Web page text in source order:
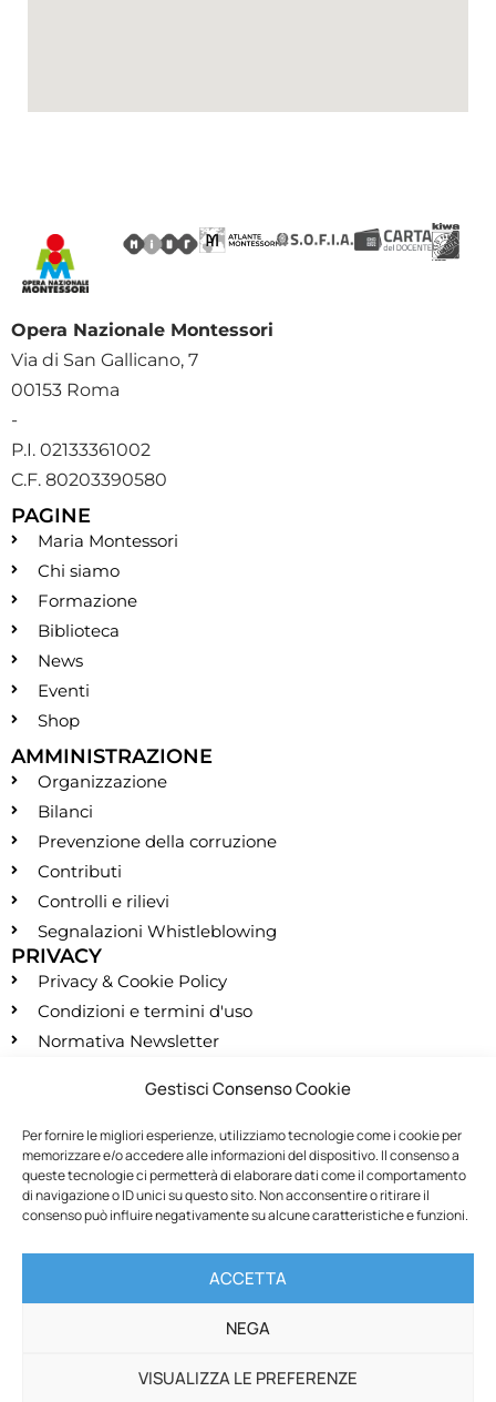
Gestisci Consenso Cookie
Per fornire le migliori esperienze, utilizziamo tecnologie come i cookie per
memorizzare e/o accedere alle informazioni del dispositivo. Il consenso a
queste tecnologie ci permetterà di elaborare dati come il comportamento
di navigazione o ID unici su questo sito. Non acconsentire o ritirare il
consenso può influire negativamente su alcune caratteristiche e funzioni.
ACCETTA
NEGA
VISUALIZZA LE PREFERENZE
Opera Nazionale Montessori
Via di San Gallicano, 7
00153 Roma
-
P.I. 02133361002
C.F. 80203390580
PAGINE
Maria Montessori
Chi siamo
Formazione
Biblioteca
News
Eventi
Shop
AMMINISTRAZIONE
Organizzazione
Bilanci
Prevenzione della corruzione
Contributi
Controlli e rilievi
Segnalazioni Whistleblowing
PRIVACY
Privacy & Cookie Policy
Condizioni e termini d'uso
Normativa Newsletter
segreteria@montessori.it
(+39) 06.584.865
(+39) 06.587.959
SOCIALS